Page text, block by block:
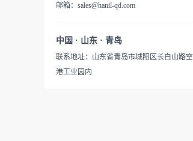
邮箱：sales@hanil-qd.com
中国 · 山东 · 青岛
联系地址：山东省青岛市城阳区长白山路空
港工业园内